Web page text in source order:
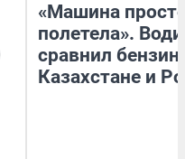
«Машина
полетела».
сравнил бензин
Казахстане и